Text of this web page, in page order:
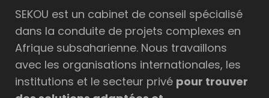
SEKOU est un cabinet de conseil spécialisé
dans la conduite de projets complexes en
Afrique subsaharienne. Nous travaillons
avec les organisations internationales, les
institutions et le secteur privé pour trouver